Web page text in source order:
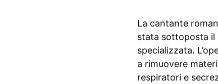
La cantante
stata sottoposta il
specializzata.
a rimuovere
respiratori e